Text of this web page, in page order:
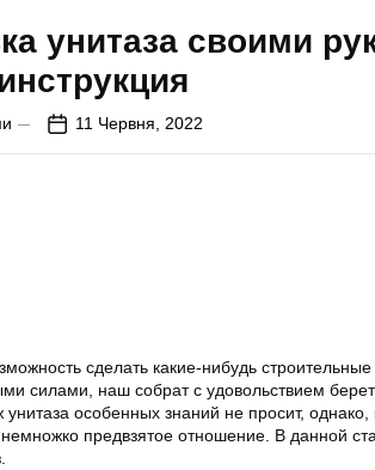
унитаза своими
11 Червня, 2022
сделать какие-нибудь
силами, наш собрат с удовольствием
особенных знаний не просит,
предвзятое отношение. В данной